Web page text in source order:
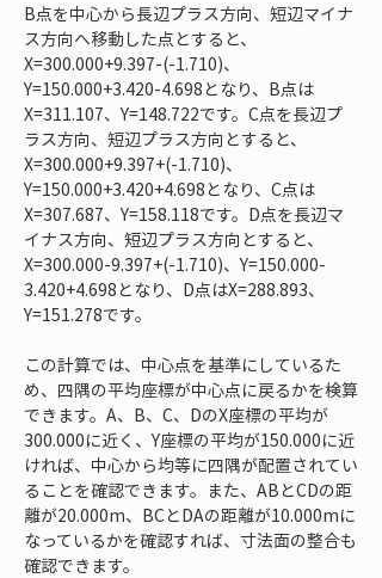
B点を中心から長辺プラス方向、短辺マイナ
ス方向へ移動した点とすると、
X=300.000+9.397-(-1.710)、
Y=150.000+3.420-4.698となり、B点は
X=311.107、Y=148.722です。C点を長辺プ
ラス方向、短辺プラス方向とすると、
X=300.000+9.397+(-1.710)、
Y=150.000+3.420+4.698となり、C点は
X=307.687、Y=158.118です。D点を長辺マ
イナス方向、短辺プラス方向とすると、
X=300.000-9.397+(-1.710)、Y=150.000-
3.420+4.698となり、D点はX=288.893、
Y=151.278です。
この計算では、中心点を基準にしているた
め、四隅の平均座標が中心点に戻るかを検算
できます。A、B、C、DのX座標の平均が
300.000に近く、Y座標の平均が150.000に近
ければ、中心から均等に四隅が配置されてい
ることを確認できます。また、ABとCDの距
離が20.000m、BCとDAの距離が10.000mに
なっているかを確認すれば、寸法面の整合も
確認できます。